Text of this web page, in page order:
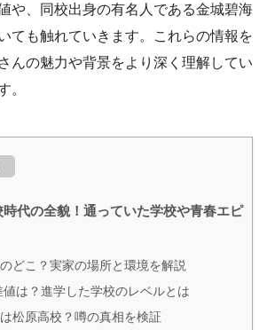
や、同校出身の有名人である金城碧海
ても触れていきます。
これらの情報を
んの魅力や背景をより深く理解してい
。
代の全貌！通っていた学校や青春エピ
どこ？実家の場所と環境を解説
値は？進学した学校のレベルとは
松原高校？噂の真相を検証